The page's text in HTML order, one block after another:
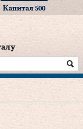
Капитал 500